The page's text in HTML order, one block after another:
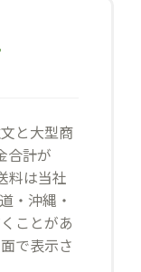
と大型商
合計が
料は当社
・沖縄・
ことがあ
で表示さ